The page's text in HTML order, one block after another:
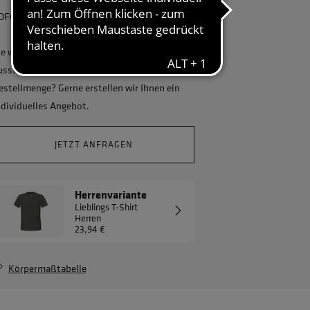
lieferbar, kostenlose Retoure
wollen Ihr Unternehmen ganzheitlich
und benötigen eine größere
Gerne erstellen wir Ihnen ein
Angebot.
JETZT ANFRAGEN
Herrenvariante
Lieblings T-Shirt
Herren
23,94 €
Körpermaßtabelle